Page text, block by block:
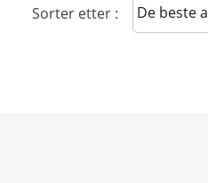
Sorter etter : Sort